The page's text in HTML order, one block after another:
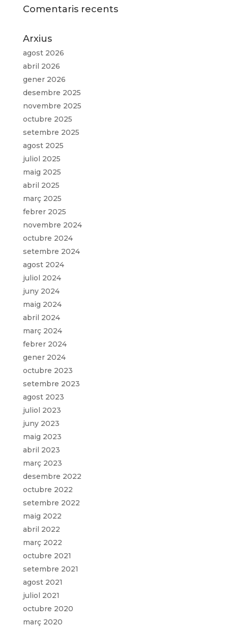
Comentaris recents
Arxius
agost 2026
abril 2026
gener 2026
desembre 2025
novembre 2025
octubre 2025
setembre 2025
agost 2025
juliol 2025
maig 2025
abril 2025
març 2025
febrer 2025
novembre 2024
octubre 2024
setembre 2024
agost 2024
juliol 2024
juny 2024
maig 2024
abril 2024
març 2024
febrer 2024
gener 2024
octubre 2023
setembre 2023
agost 2023
juliol 2023
juny 2023
maig 2023
abril 2023
març 2023
desembre 2022
octubre 2022
setembre 2022
maig 2022
abril 2022
març 2022
octubre 2021
setembre 2021
agost 2021
juliol 2021
octubre 2020
març 2020